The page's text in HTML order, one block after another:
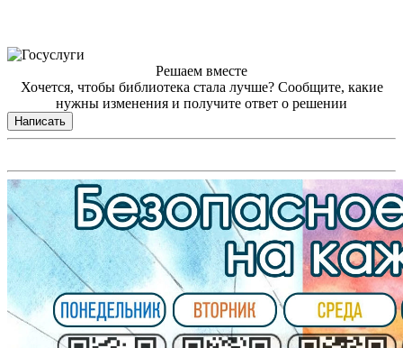
Решаем вместе
Хочется, чтобы библиотека стала лучше? Сообщите, какие
нужны изменения и получите ответ о решении
Написать